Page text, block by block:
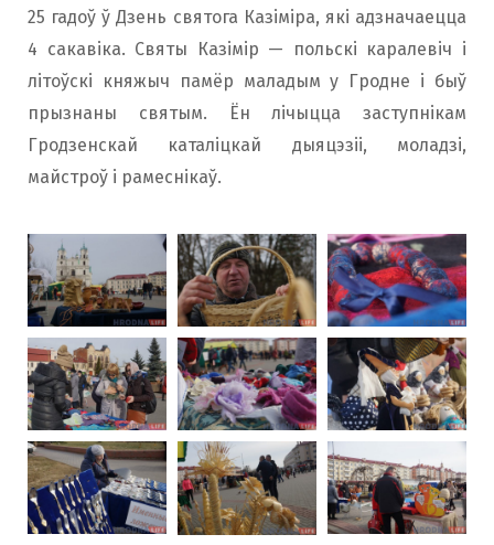
25 гадоў ў Дзень святога Казіміра, які адзначаецца
4 сакавіка. Святы Казімір — польскі каралевіч і
літоўскі княжыч памёр маладым у Гродне і быў
прызнаны святым. Ён лічыцца заступнікам
Гродзенскай каталіцкай дыяцэзіі, моладзі,
майстроў і рамеснікаў.